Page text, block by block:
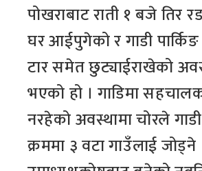
पोखराबाट राती १ बजे तिर
घर आईपुगेको र गाडी पार्किङ
टार समेत छुट्याईराखेको
भएको हो । गाडिमा
नरहेको अवस्थामा चोरले
क्रममा ३ वटा गाउँलाई जोड्ने